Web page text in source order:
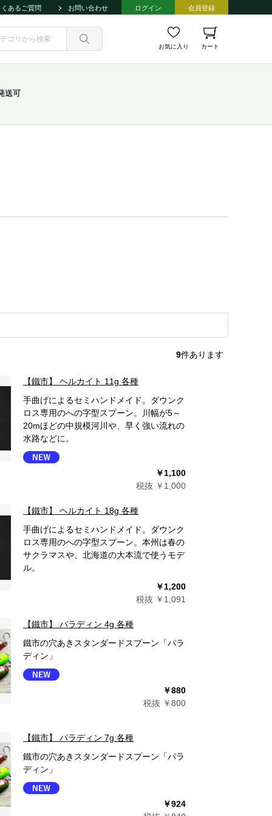
くあるご質問 お問い合わせ ログイン 会員登録
お気に入り カート
送可
9件あります
【鐵市】 ヘルカイト 11g 各種
手曲げによるセミハンドメイド。ダウンク
ロス専用のへの字型スプーン。川幅が5～
20mほどの中規模河川や、早く強い流れの
水路などに。
￥1,100
税抜 ￥1,000
【鐵市】 ヘルカイト 18g 各種
手曲げによるセミハンドメイド。ダウンク
ロス専用のへの字型スプーン。本州は春の
サクラマスや、北海道の大本流で使うモデ
ル。
￥1,200
税抜 ￥1,091
【鐵市】 パラディン 4g 各種
鐵市の穴あきスタンダードスプーン「パラ
ディン」
￥880
税抜 ￥800
【鐵市】 パラディン 7g 各種
鐵市の穴あきスタンダードスプーン「パラ
ディン」
￥924